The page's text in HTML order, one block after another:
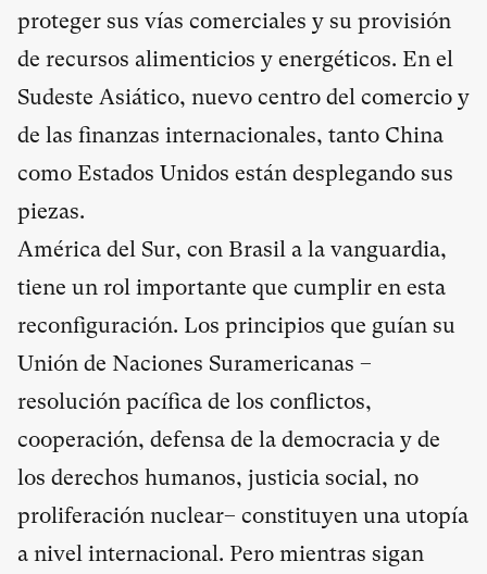
proteger sus vías comerciales y su provisión
de recursos alimenticios y energéticos. En el
Sudeste Asiático, nuevo centro del comercio y
de las finanzas internacionales, tanto China
como Estados Unidos están desplegando sus
piezas.
América del Sur, con Brasil a la vanguardia,
tiene un rol importante que cumplir en esta
reconfiguración. Los principios que guían su
Unión de Naciones Suramericanas –
resolución pacífica de los conflictos,
cooperación, defensa de la democracia y de
los derechos humanos, justicia social, no
proliferación nuclear– constituyen una utopía
a nivel internacional. Pero mientras sigan